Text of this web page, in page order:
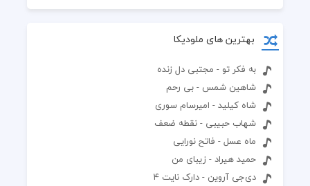
بهترین های ملودیکا
به فکر تو - مجتبی دل زنده
شاهین شمس - بی رحم
شاه کیلید - امیرسام سوری
شهاب حبیبی - نقطه ضعف
ماه عسل - فاتح نورایی
حمید هیراد - زیبای من
دی‌جی آروین - دارک نایت ۴